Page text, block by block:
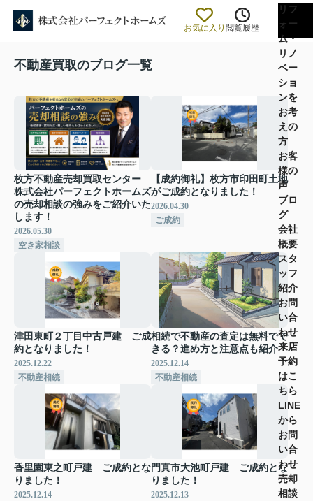
お気に入り 閲覧履歴
リフ
ォー
ム・
リノ
ベー
ショ
ンを
お考
えの
方
お客
様の
声
ブロ
グ
会社
概要
スタ
ッフ
紹介
お問
い合
わせ
来店
予約
はこ
ちら
LINE
から
お問
い合
わせ
売却
相談
不動産買取のブログ一覧
枚方不動産売却買取センター
株式会社パーフェクトホームズ
の売却相談の強みをご紹介いた
します！
2026.05.30
空き家相談
【成約御礼】枚方市印田町土地
がご成約となりました！
2026.04.30
ご成約
津田東町２丁目中古戸建 ご成
約となりました！
2025.12.22
不動産相続
相続で不動産の査定は無料でで
きる？進め方と注意点も紹介
2025.12.14
不動産相続
香里園東之町戸建 ご成約とな
りました！
2025.12.14
門真市大池町戸建 ご成約とな
りました！
2025.12.13